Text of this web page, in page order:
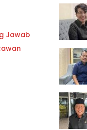
Jawab